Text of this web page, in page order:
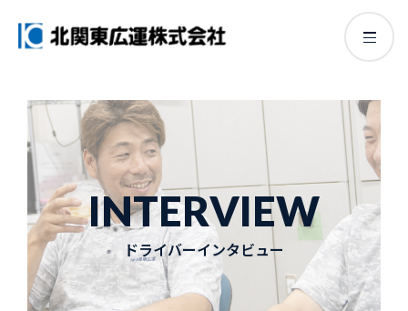
INTERVIEW
ドライバーインタビュー